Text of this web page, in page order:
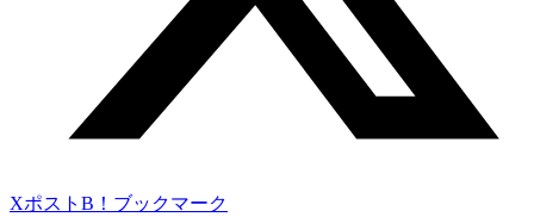
Xポスト B！ブックマーク